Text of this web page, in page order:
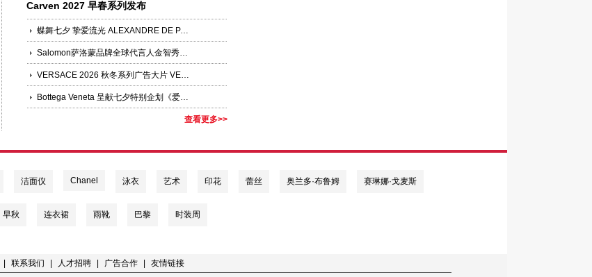
Carven 2027 早春系列发布
蝶舞七夕 挚爱流光 ALEXANDRE DE PARIS 臻选发饰礼赞七夕
Salomon萨洛蒙品牌全球代言人金智秀JISOO领衔演绎「多元之蓝」
VERSACE 2026 秋冬系列广告大片 VERSACE OBSESSED 第二篇章
Bottega Veneta 呈献七夕特别企划《爱意有迹》
查看更多>>
洁面仪 Chanel 泳衣 艺术 印花 蕾丝 奥兰多·布鲁姆 赛琳娜·戈麦斯
早秋 连衣裙 雨靴 巴黎 时装周
联系我们 人才招聘 广告合作 友情链接